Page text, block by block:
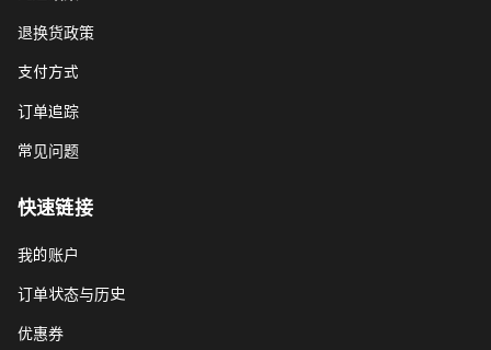
退换货政策
支付方式
订单追踪
常见问题
快速链接
我的账户
订单状态与历史
优惠券